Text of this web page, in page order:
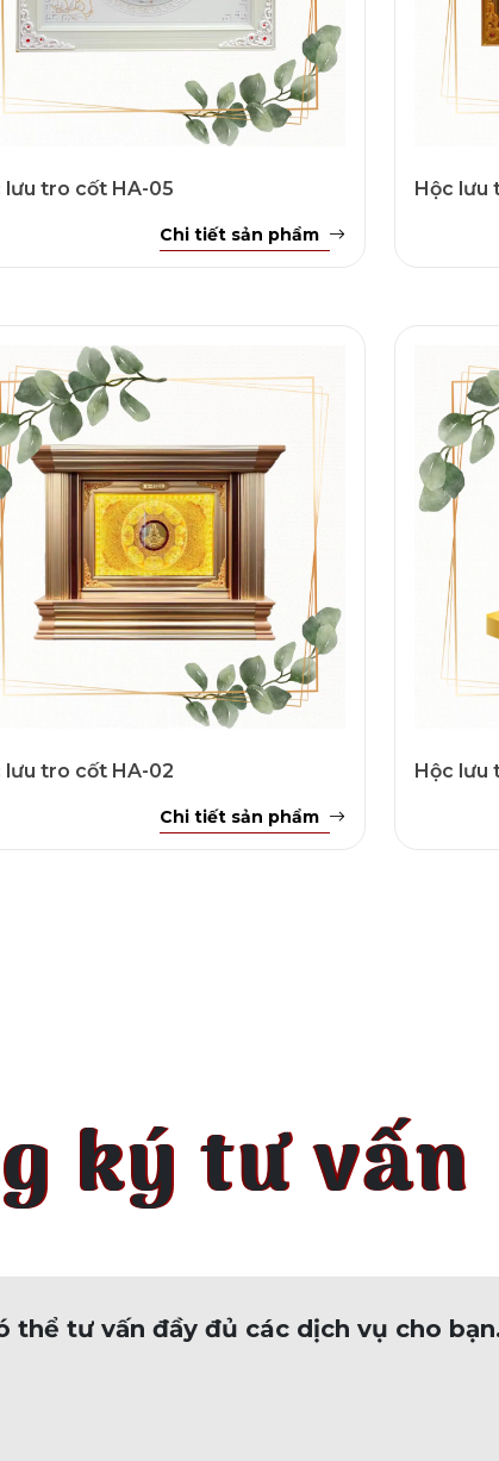
lưu tro cốt HA-05
Chi tiết sản phẩm
Hộc lưu
lưu tro cốt HA-02
Chi tiết sản phẩm
Hộc lưu
ký tư vấn
thể tư vấn đầy đủ các dịch vụ cho